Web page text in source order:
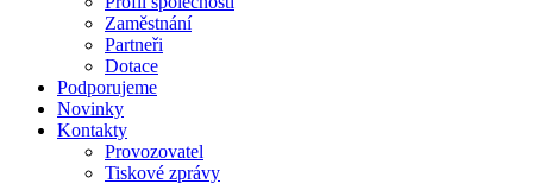
Zaměstnání
Partneři
Dotace
Podporujeme
Novinky
Kontakty
Provozovatel
Tiskové zprávy